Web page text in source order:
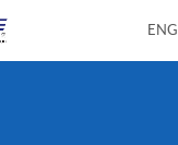
ENG